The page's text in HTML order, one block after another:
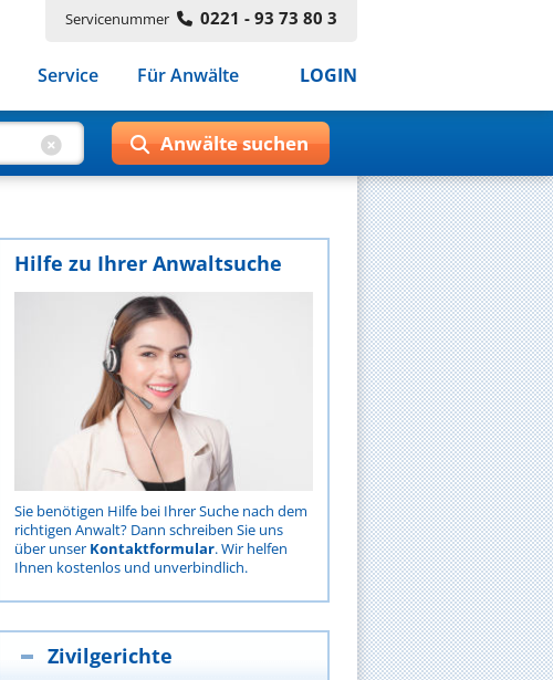
Servicenummer 0221 - 93 73 80 3
Service Für Anwälte LOGIN
Hilfe zu Ihrer Anwaltsuche
Sie benötigen Hilfe bei Ihrer Suche nach dem
richtigen Anwalt? Dann schreiben Sie uns
über unser Kontaktformular. Wir helfen
Ihnen kostenlos und unverbindlich.
Zivilgerichte